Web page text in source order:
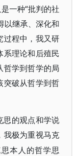
一种“批判的社
以继承、深化和
过程中，我又研
系理论和后殖民
哲学到哲学的局
突破从哲学到哲
思的观点和学说
我极为重视马克
本人的哲学思